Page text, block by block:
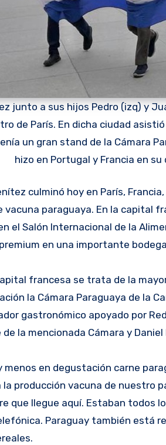
junto a sus hijos Pedro (izq) y
de París. En dicha ciudad
un gran stand de la Cámara
hizo en Portugal y Francia en
vacuna paraguaya. En la capital
el Salón Internacional de la
en una importante
francesa se trata de la
la Cámara Paraguaya de la
gastronómico apoyado por
la mencionada Cámara y
menos en degustación carne
producción vacuna de nuestro
que llegue aquí. Estaban todos
Paraguay también está